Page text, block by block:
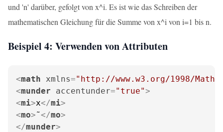
und 'n' darüber, gefolgt von x^i. Es ist wie das Schreiben der
mathematischen Gleichung für die Summe von x^i von i=1 bis n.
Beispiel 4: Verwenden von Attributen
<math xmlns="http://www.w3.org/1998/Math/
<munder accentunder="true">
<mi>x</mi>
<mo>˜</mo>
</munder>